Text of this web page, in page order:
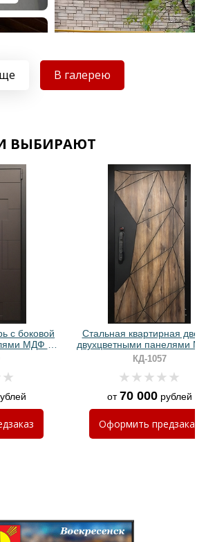
Хочу такую
Хочу такую
В галерею
ВЫБИРАЮТ
с боковой
МДФ и
Стальная квартирная
двухцветными панелями
биометрическим замком
КД-1057
от70 000рублей
Оформить предзаказ